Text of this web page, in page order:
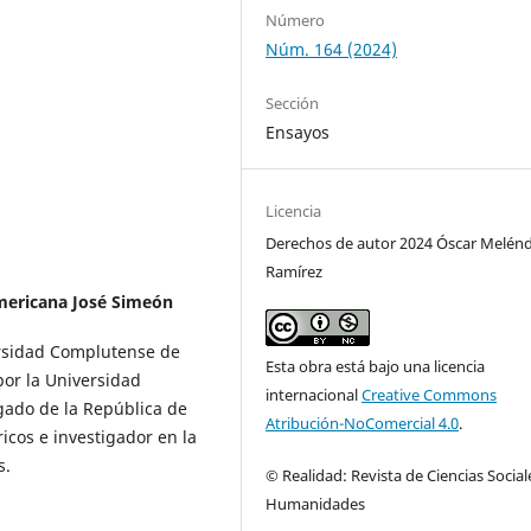
José Simeón
Complutense de
la Universidad
de la República de
e investigador en la
Número
Núm. 164 (2024)
Sección
Ensayos
Licencia
Derechos de autor 2024 Óscar
Ramírez
Esta obra está bajo una licencia
internacionalCreative Commons
Atribución-NoComercial 4.0.
© Realidad: Revista de Ciencias
Humanidades